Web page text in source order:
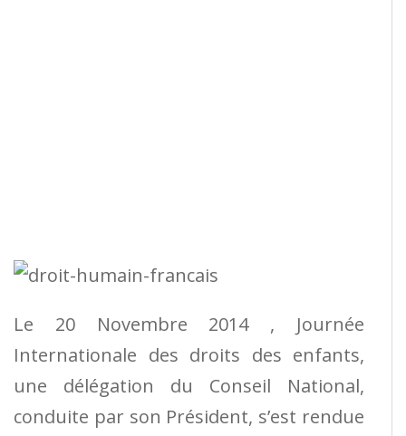
Le 20 Novembre 2014 , Journée
Internationale des droits des enfants,
une délégation du Conseil National,
conduite par son Président, s’est rendue